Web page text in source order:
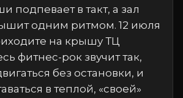
подпевает в такт, а зал
одним ритмом. 12 июля
на крышу ТЦ
фитнес-рок звучит так,
без остановки, и
в теплой, «своей»